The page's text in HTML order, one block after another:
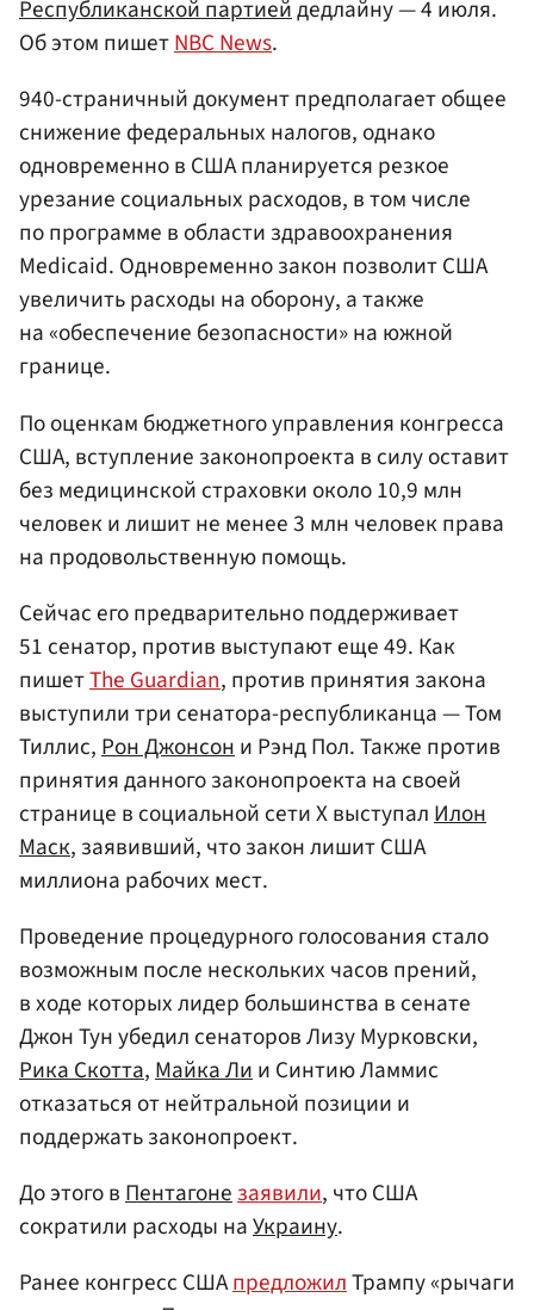
Республиканской партиейдедлайну — 4 июля.
Об этом пишетNBC News.
940-страничный документ предполагает общее
снижение федеральных налогов, однако
одновременно в США планируется резкое
урезание социальных расходов, в том числе
по программе в области здравоохранения
Medicaid. Одновременно закон позволит США
увеличить расходы на оборону, а также
на «обеспечение безопасности» на южной
границе.
По оценкам бюджетного управления конгресса
США, вступление законопроекта в силу оставит
без медицинской страховки около 10,9 млн
человек и лишит не менее 3 млн человек права
на продовольственную помощь.
Сейчас его предварительно поддерживает
51 сенатор, против выступают еще 49. Как
пишетThe Guardian, против принятия закона
выступили три сенатора-республиканца — Том
Тиллис,Рон Джонсони Рэнд Пол. Также против
принятия данного законопроекта на своей
странице в социальной сети X выступалИлон
Маск, заявивший, что закон лишит США
миллиона рабочих мест.
Проведение процедурного голосования стало
возможным после нескольких часов прений,
в ходе которых лидер большинства в сенате
Джон Тун убедил сенаторов Лизу Мурковски,
Рика Скотта,Майка Лии Синтию Ламмис
отказаться от нейтральной позиции и
поддержать законопроект.
До этого вПентагонезаявили, что США
сократили расходы наУкраину.
Ранее конгресс СШАпредложилТрампу «рычаги